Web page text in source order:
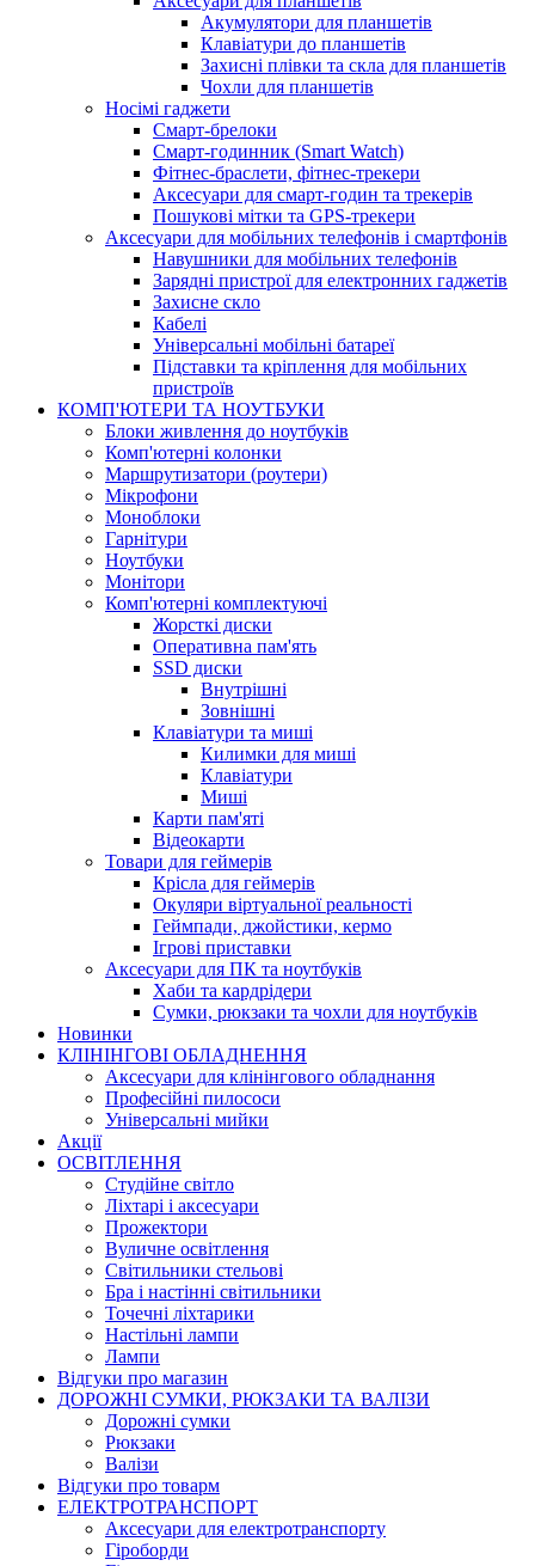
Акумулятори для планшетів
Клавіатури до планшетів
Захисні плівки та скла для планшетів
Чохли для планшетів
Носімі гаджети
Смарт-брелоки
Смарт-годинник (Smart Watch)
Фітнес-браслети, фітнес-трекери
Аксесуари для смарт-годин та трекерів
Пошукові мітки та GPS-трекери
Аксесуари для мобільних телефонів і смартфонів
Навушники для мобільних телефонів
Зарядні пристрої для електронних гаджетів
Захисне скло
Кабелі
Універсальні мобільні батареї
Підставки та кріплення для мобільних
пристроїв
КОМП'ЮТЕРИ ТА НОУТБУКИ
Блоки живлення до ноутбуків
Комп'ютерні колонки
Маршрутизатори (роутери)
Мікрофони
Моноблоки
Гарнітури
Ноутбуки
Монітори
Комп'ютерні комплектуючі
Жорсткі диски
Оперативна пам'ять
SSD диски
Внутрішні
Зовнішні
Клавіатури та миші
Килимки для миші
Клавіатури
Миші
Карти пам'яті
Відеокарти
Товари для геймерів
Крісла для геймерів
Окуляри віртуальної реальності
Геймпади, джойстики, кермо
Ігрові приставки
Аксесуари для ПК та ноутбуків
Хаби та кардрідери
Сумки, рюкзаки та чохли для ноутбуків
Новинки
КЛІНІНГОВІ ОБЛАДНЕННЯ
Аксесуари для клінінгового обладнання
Професійні пилососи
Універсальні мийки
Акції
ОСВІТЛЕННЯ
Студійне світло
Ліхтарі і аксесуари
Прожектори
Вуличне освітлення
Світильники стельові
Бра і настінні світильники
Точечні ліхтарики
Настільні лампи
Лампи
Відгуки про магазин
ДОРОЖНІ СУМКИ, РЮКЗАКИ ТА ВАЛІЗИ
Дорожні сумки
Рюкзаки
Валізи
Відгуки про товарм
ЕЛЕКТРОТРАНСПОРТ
Аксесуари для електротранспорту
Гіроборди